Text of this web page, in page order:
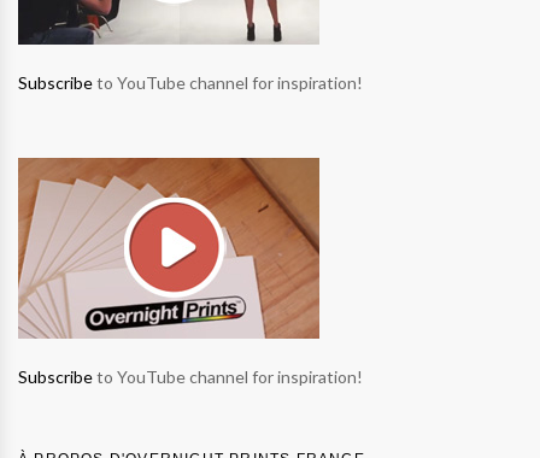
Subscribeto YouTube channel for inspiration!
Subscribeto YouTube channel for inspiration!